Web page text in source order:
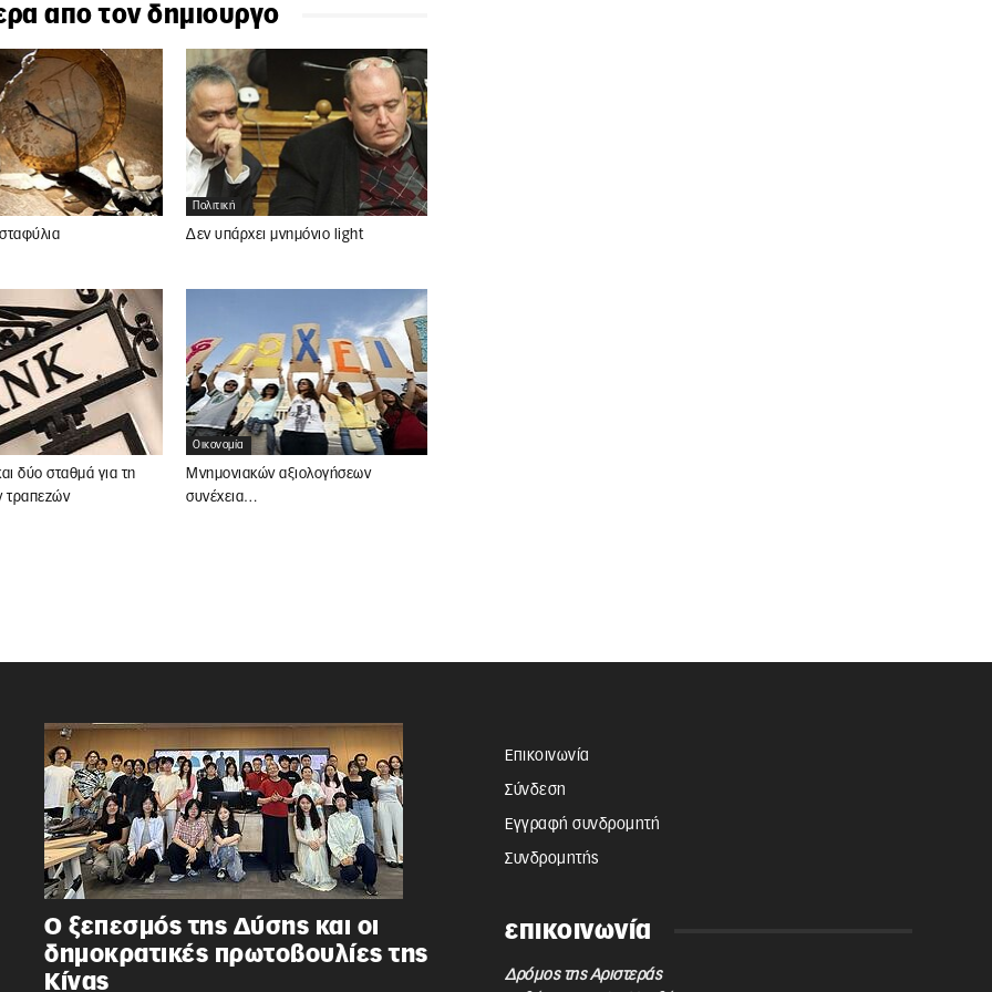
απο τον δημιουργο
Πολιτική
Δεν υπάρχει μνημόνιο light
δύο σταθμά για τη
τραπεζών
Οικονομία
Μνημονιακών αξιολογήσεων
συνέχεια…
Ο ξεπεσμός της Δύσης και οι
δημοκρατικές πρωτοβουλίες της
Κίνας
Επικοινωνία
Σύνδεση
Εγγραφή συνδρομητή
Συνδρομητής
επικοινωνία
Δρόμος της Αριστεράς